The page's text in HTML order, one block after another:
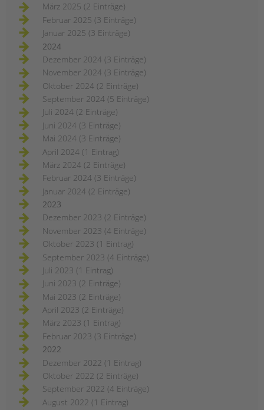
März 2025 (2 Einträge)
Februar 2025 (3 Einträge)
Januar 2025 (3 Einträge)
2024
Dezember 2024 (3 Einträge)
November 2024 (3 Einträge)
Oktober 2024 (2 Einträge)
September 2024 (5 Einträge)
Juli 2024 (2 Einträge)
Juni 2024 (3 Einträge)
Mai 2024 (3 Einträge)
April 2024 (1 Eintrag)
März 2024 (2 Einträge)
Februar 2024 (3 Einträge)
Januar 2024 (2 Einträge)
2023
Dezember 2023 (2 Einträge)
November 2023 (4 Einträge)
Oktober 2023 (1 Eintrag)
September 2023 (4 Einträge)
Juli 2023 (1 Eintrag)
Juni 2023 (2 Einträge)
Mai 2023 (2 Einträge)
April 2023 (2 Einträge)
März 2023 (1 Eintrag)
Februar 2023 (3 Einträge)
2022
Dezember 2022 (1 Eintrag)
Oktober 2022 (2 Einträge)
September 2022 (4 Einträge)
August 2022 (1 Eintrag)